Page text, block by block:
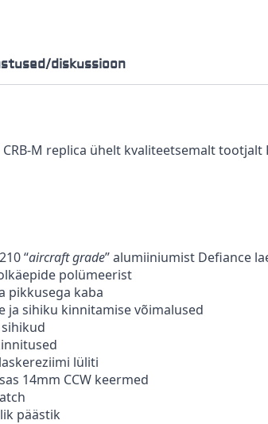
diskussioon
M replica ühelt kvaliteetsemalt
“aircraft grade” alumiiniumist Defiance
polümeerist
pikkusega kaba
ja sihiku kinnitamise võimalused
lüliti
14mm CCW keermed
päästik